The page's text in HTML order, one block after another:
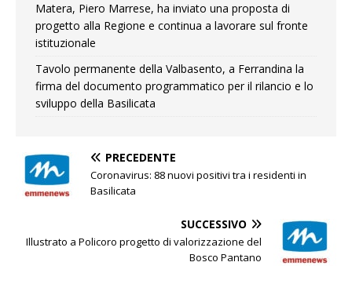
Matera, Piero Marrese, ha inviato una proposta di
progetto alla Regione e continua a lavorare sul fronte
istituzionale
Tavolo permanente della Valbasento, a Ferrandina la
firma del documento programmatico per il rilancio e lo
sviluppo della Basilicata
PRECEDENTE
Coronavirus: 88 nuovi positivi tra i residenti in
Basilicata
SUCCESSIVO
Illustrato a Policoro progetto di valorizzazione del
Bosco Pantano